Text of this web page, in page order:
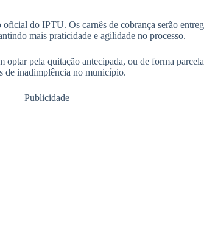
do IPTU. Os carnês de cobrança serão
mais praticidade e agilidade no processo.
optar pela quitação antecipada, ou de forma
de inadimplência no município.
Publicidade